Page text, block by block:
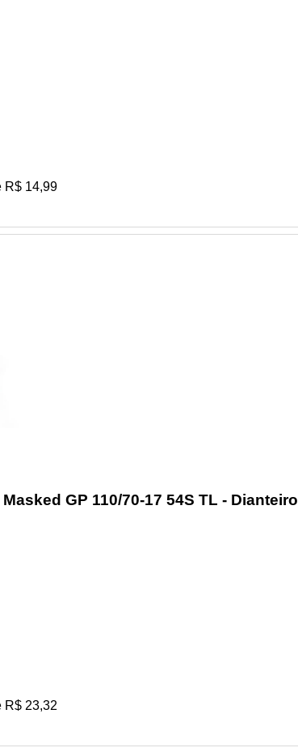
R$ 14,99
GP 110/70-17 54S TL - Dianteiro
R$ 23,32